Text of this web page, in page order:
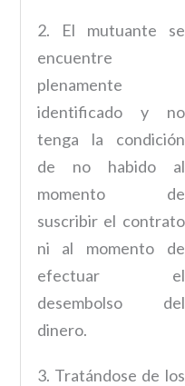
2. El mutuante se
encuentre
plenamente
identificado y no
tenga la condición
de no habido al
momento de
suscribir el contrato
ni al momento de
efectuar el
desembolso del
dinero.
3. Tratándose de los